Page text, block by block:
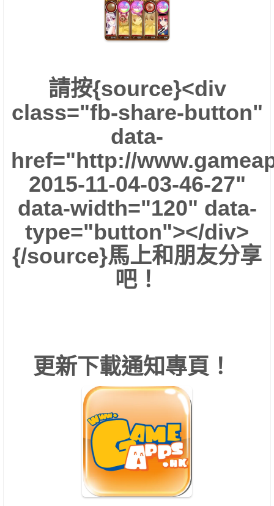
請按{source}<div
class="fb-share-button"
data-
href="http://
2015-11-04-03-46-27"
data-width="120" data-
type="button"></div>
{/source}馬上和朋友分享
吧！
更新下載通知專頁！